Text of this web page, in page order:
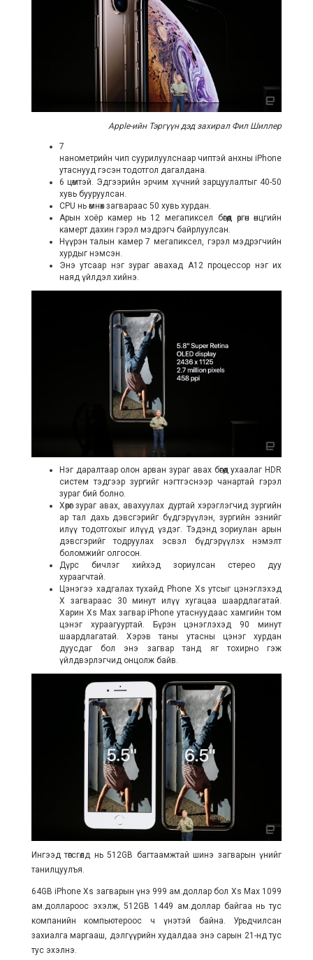
Apple-ийн Тэргүүн дэд захирал Фил Шиллер
7
нанометрийн чип суурилуулснаар чиптэй анхны iPhone
утаснууд гэсэн тодотгол дагалдана.
6 цөмтэй. Эдгээрийн эрчим хүчний зарцуулалтыг 40-50
хувь бууруулсан.
СPU нь өмнөх загвараас 50 хувь хурдан.
Арын хоёр камер нь 12 мегапиксел бөгөөд өргөн өнцгийн
камерт дахин гэрэл мэдрэгч байрлуулсан.
Нүүрэн талын камер 7 мегапиксел, гэрэл мэдрэгчийн
хурдыг нэмсэн.
Энэ утсаар нэг зураг авахад А12 процессор нэг их
наяд үйлдэл хийнэ.
Нэг даралтаар олон арван зураг авах бөгөөд ухаалаг HDR
систем тэдгээр зургийг нэгтгэснээр чанартай гэрэл
зураг бий болно.
Хөрөг зураг авах, авахуулах дуртай хэрэглэгчид зургийн
ар тал дахь дэвсгэрийг бүдгэрүүлэн, зургийн эзнийг
илүү тодотгохыг илүүд үздэг. Тэдэнд зориулан арын
дэвсгэрийг тодруулах эсвэл бүдгэрүүлэх нэмэлт
боломжийг олгосон.
Дүрс бичлэг хийхэд зориулсан стерео дуу
хураагчтай.
Цэнэгээ хадгалах тухайд Phone Xs утсыг цэнэглэхэд
Х загвараас 30 минут илүү хугацаа шаардлагатай.
Харин Xs Max загвар iPhone утаснуудаас хамгийн том
цэнэг хураагууртай. Бүрэн цэнэглэхэд 90 минут
шаардлагатай. Хэрэв таны утасны цэнэг хурдан
дуусдаг бол энэ загвар танд яг тохирно гэж
үйлдвэрлэгчид онцолж байв.
Ингээд төгсгөлд нь 512GB багтаамжтай шинэ загварын үнийг
танилцуулъя.
64GB iPhone Xs загварын үнэ 999 ам.доллар бол Xs Max 1099
ам.доллароос эхэлж, 512GB 1449 ам.доллар байгаа нь тус
компанийн компьютероос ч үнэтэй байна. Урьдчилсан
захиалга маргааш, дэлгүүрийн худалдаа энэ сарын 21-нд тус
тус эхэлнэ.